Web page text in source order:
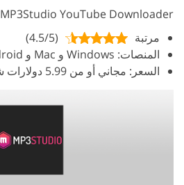
MP3Studio YouTube Downloader
مرتبة
(4.5/5)
المنصات: Windows و Mac و Android
السعر: مجاني أو من 5.99 دولارات شهريًا